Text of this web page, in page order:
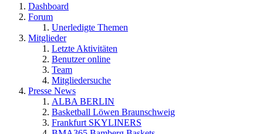
Dashboard
Forum
Unerledigte Themen
Mitglieder
Letzte Aktivitäten
Benutzer online
Team
Mitgliedersuche
Presse News
ALBA BERLIN
Basketball Löwen Braunschweig
Frankfurt SKYLINERS